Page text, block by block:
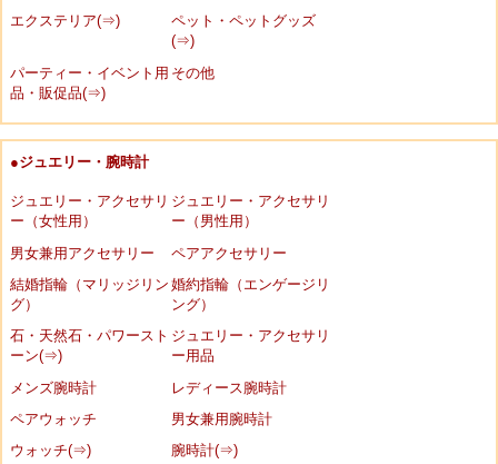
エクステリア(⇒)
ペット・ペットグッズ
(⇒)
パーティー・イベント用
品・販促品(⇒)
その他
●ジュエリー・腕時計
ジュエリー・アクセサリ
ー（女性用）
ジュエリー・アクセサリ
ー（男性用）
男女兼用アクセサリー
ペアアクセサリー
結婚指輪（マリッジリン
グ）
婚約指輪（エンゲージリ
ング）
石・天然石・パワースト
ーン(⇒)
ジュエリー・アクセサリ
ー用品
メンズ腕時計
レディース腕時計
ペアウォッチ
男女兼用腕時計
ウォッチ(⇒)
腕時計(⇒)